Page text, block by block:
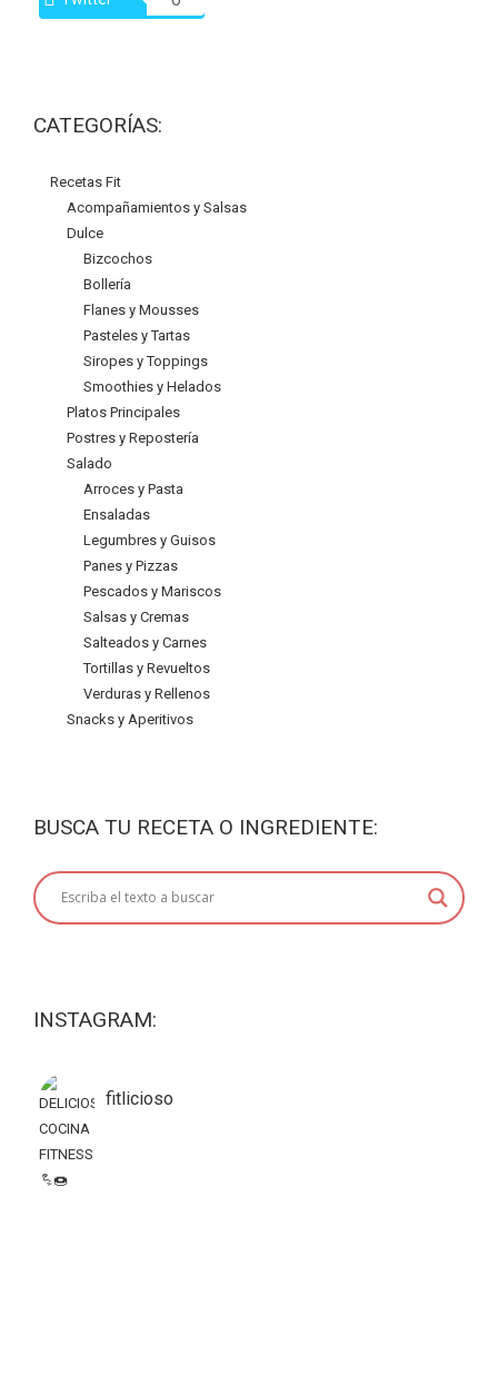
CATEGORÍAS:
Recetas Fit
Acompañamientos y Salsas
Dulce
Bizcochos
Bollería
Flanes y Mousses
Pasteles y Tartas
Siropes y Toppings
Smoothies y Helados
Platos Principales
Postres y Repostería
Salado
Arroces y Pasta
Ensaladas
Legumbres y Guisos
Panes y Pizzas
Pescados y Mariscos
Salsas y Cremas
Salteados y Carnes
Tortillas y Revueltos
Verduras y Rellenos
Snacks y Aperitivos
BUSCA TU RECETA O INGREDIENTE:
INSTAGRAM:
fitlicioso